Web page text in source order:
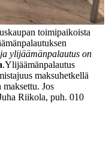
toimipaikoista
ylijäämänpalautus on
.Ylijäämänpalautus
maksuhetkellä
Jos
Riikola, puh. 010